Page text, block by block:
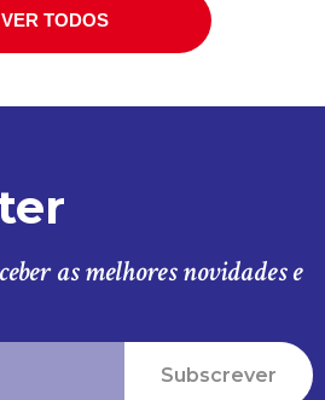
VER TODOS
as melhores novidades e
Subscrever